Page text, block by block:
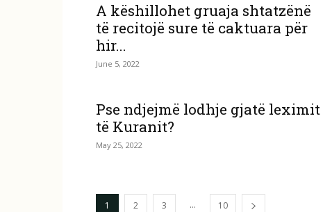
A këshillohet gruaja shtatzënë
të recitojë sure të caktuara për
hir...
June 5, 2022
Pse ndjejmë lodhje gjatë leximit
të Kuranit?
May 25, 2022
1 2 3 ... 10